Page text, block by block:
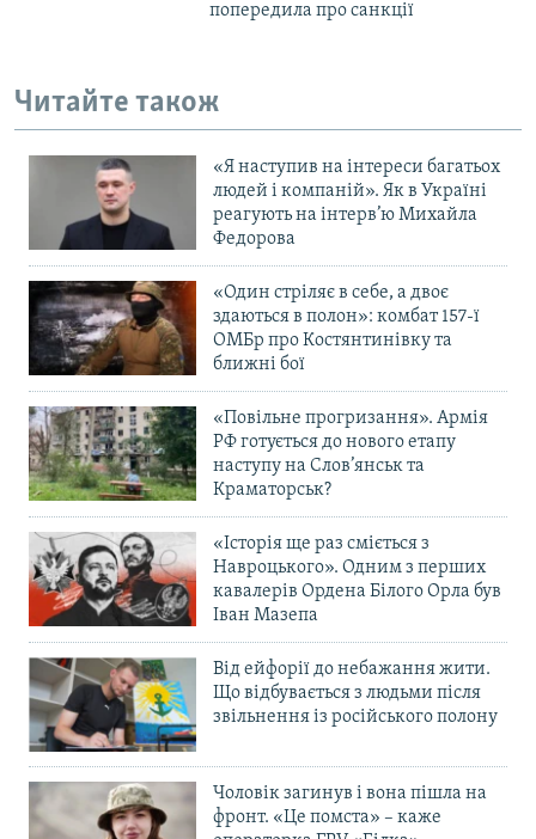
попередила про санкції
Читайте також
«Я наступив на інтереси багатьох
людей і компаній». Як в Україні
реагують на інтерв’ю Михайла
Федорова
«Один стріляє в себе, а двоє
здаються в полон»: комбат 157-ї
ОМБр про Костянтинівку та
ближні бої
«Повільне прогризання». Армія
РФ готується до нового етапу
наступу на Слов’янськ та
Краматорськ?
«Історія ще раз сміється з
Навроцького». Одним з перших
кавалерів Ордена Білого Орла був
Іван Мазепа
Від ейфорії до небажання жити.
Що відбувається з людьми після
звільнення із російського полону
Чоловік загинув і вона пішла на
фронт. «Це помста» – каже